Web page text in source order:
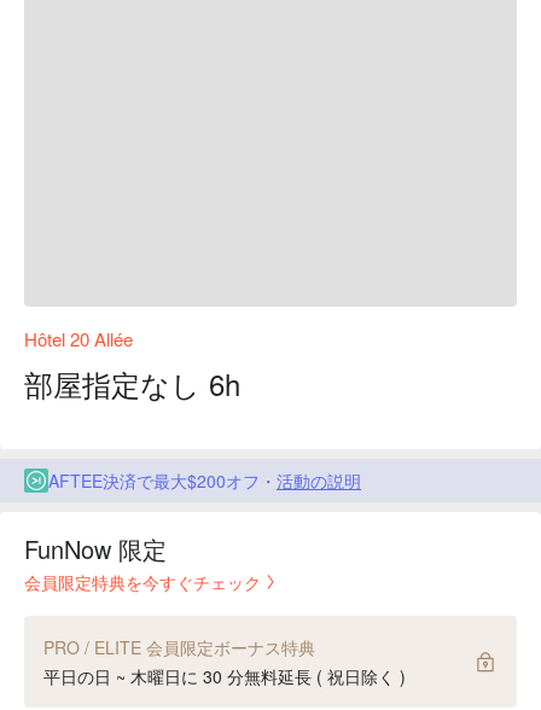
Hôtel 20 Allée
部屋指定なし 6h
AFTEE決済で最大$200オフ・ 活動の説明
FunNow 限定
会員限定特典を今すぐチェック
PRO / ELITE 会員限定ボーナス特典
平日の日 ~ 木曜日に 30 分無料延長 ( 祝日除く )